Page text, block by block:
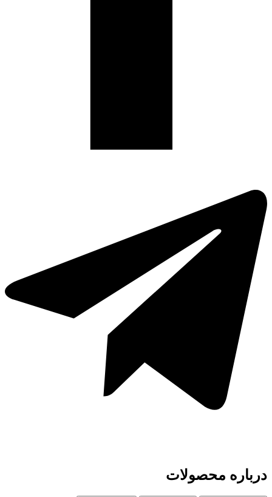
درباره محصولات